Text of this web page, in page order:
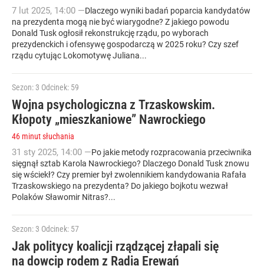
7 lut 2025, 14:00 —Dlaczego wyniki badań poparcia kandydatów
na prezydenta mogą nie być wiarygodne? Z jakiego powodu
Donald Tusk ogłosił rekonstrukcję rządu, po wyborach
prezydenckich i ofensywę gospodarczą w 2025 roku? Czy szef
rządu cytując Lokomotywę Juliana...
Sezon: 3 Odcinek: 59
Wojna psychologiczna z Trzaskowskim.
Kłopoty „mieszkaniowe” Nawrockiego
46 minut słuchania
31 sty 2025, 14:00 —Po jakie metody rozpracowania przeciwnika
sięgnął sztab Karola Nawrockiego? Dlaczego Donald Tusk znowu
się wściekł? Czy premier był zwolennikiem kandydowania Rafała
Trzaskowskiego na prezydenta? Do jakiego bojkotu wezwał
Polaków Sławomir Nitras?...
Sezon: 3 Odcinek: 57
Jak politycy koalicji rządzącej złapali się
na dowcip rodem z Radia Erewań